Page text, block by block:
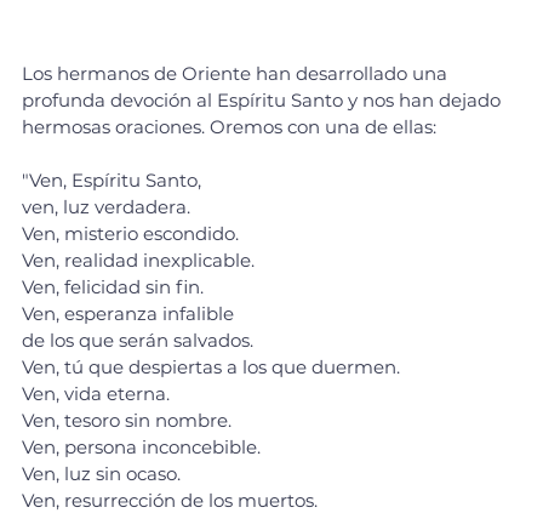
Los hermanos de Oriente han desarrollado una
profunda devoción al Espíritu Santo y nos han dejado
hermosas oraciones. Oremos con una de ellas:
"Ven, Espíritu Santo,
ven, luz verdadera.
Ven, misterio escondido.
Ven, realidad inexplicable.
Ven, felicidad sin fin.
Ven, esperanza infalible
de los que serán salvados.
Ven, tú que despiertas a los que duermen.
Ven, vida eterna.
Ven, tesoro sin nombre.
Ven, persona inconcebible.
Ven, luz sin ocaso.
Ven, resurrección de los muertos.